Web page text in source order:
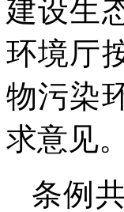
建设生
环境厅
物污染
求意见。
条例